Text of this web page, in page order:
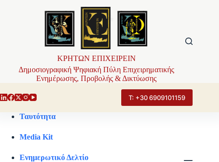
ΚΡΗΤΩΝ ΕΠΙΧΕΙΡΕΙΝ
Δημοσιογραφική Ψηφιακή Πύλη Επιχειρηματικής
Ενημέρωσης, Προβολής & Δικτύωσης
Τ: +30 6909101159
Ταυτότητα
Media Kit
Ενημερωτικό Δελτίο